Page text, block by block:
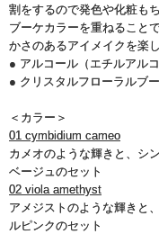
割をするので発色や化粧も
ブーケカラーを重ねること
かさのあるアイメイクを楽
● アルコール（エチルアル
● クリスタルフローラルブー
＜カラー＞
01 cymbidium cameo
カメオのような輝きと、シ
ベージュのセット
02 viola amethyst
アメジストのような輝きと
ルピンクのセット